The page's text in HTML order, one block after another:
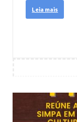
Leia mais